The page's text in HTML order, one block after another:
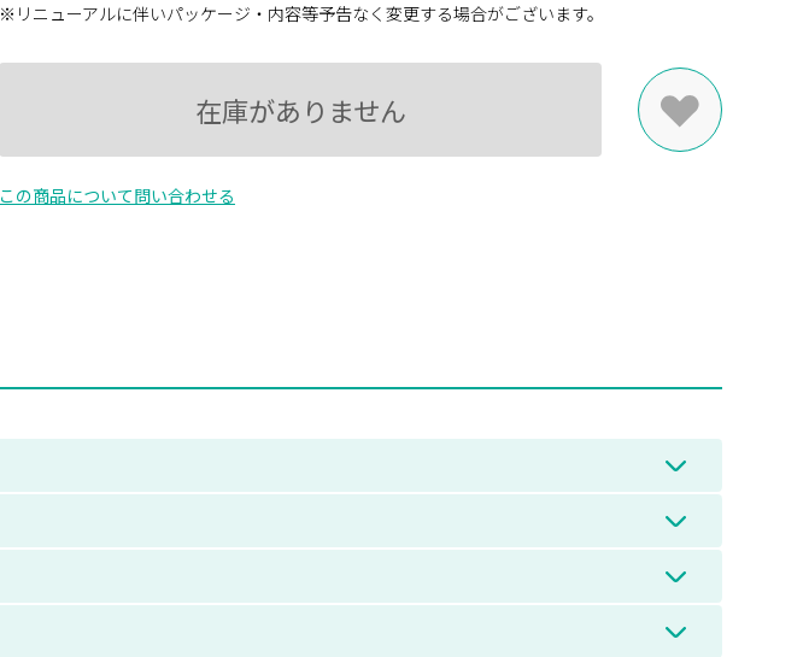
※リニューアルに伴いパッケージ・内容等予告なく変更する場合がございます。
在庫がありません
この商品について問い合わせる